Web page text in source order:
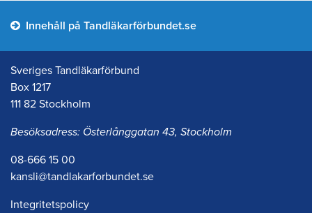
Innehåll på Tandläkarförbundet.se
Sveriges Tandläkarförbund
Box 1217
111 82 Stockholm
Besöksadress: Österlånggatan 43, Stockholm
08-666 15 00
kansli@tandlakarforbundet.se
Integritetspolicy